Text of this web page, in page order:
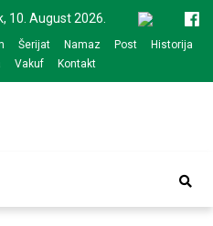
10. August 2026.
Šerijat Namaz Post
Historija
Vakuf Kontakt
Bijeljina